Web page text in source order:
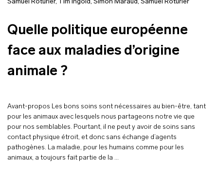
Samuel Roturier, Tim Ingold, Simon Maraud, Samuel Roturier
Quelle politique européenne
face aux maladies d’origine
animale ?
Avant-propos Les bons soins sont nécessaires au bien-être, tant
pour les animaux avec lesquels nous partageons notre vie que
pour nos semblables. Pourtant, il ne peut y avoir de soins sans
contact physique étroit, et donc sans échange d’agents
pathogènes. La maladie, pour les humains comme pour les
animaux, a toujours fait partie de la …